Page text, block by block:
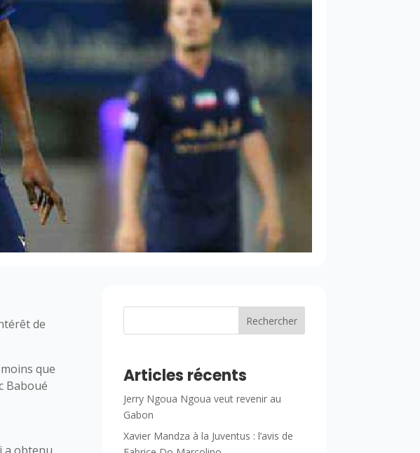
de
que
Baboué
Rechercher
Articles récents
Jerry Ngoua Ngoua veut revenir au
Gabon
Xavier Mandza à la Juventus : l’avis de